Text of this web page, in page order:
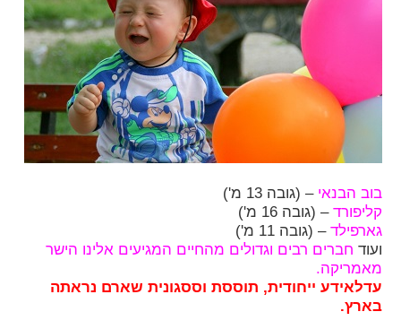
בוב הבנאי – (גובה 13 מ')
קליפורד – (גובה 16 מ')
גארפילד – (גובה 11 מ')
ועוד חברים רבים וגדולים מהחיים המגיעים אלינו הישר
מאמריקה.
עדלאידע ייחודית, תוססת וססגונית שארם נראתה
בארץ.